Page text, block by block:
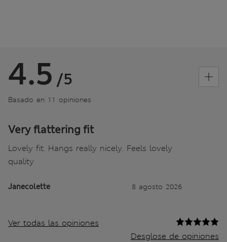
4.5 /5
Basado en 11 opiniones
Very flattering fit
Lovely fit. Hangs really nicely. Feels lovely
quality
Janecolette 8 agosto 2026
Ver todas las opiniones
Desglose de opiniones